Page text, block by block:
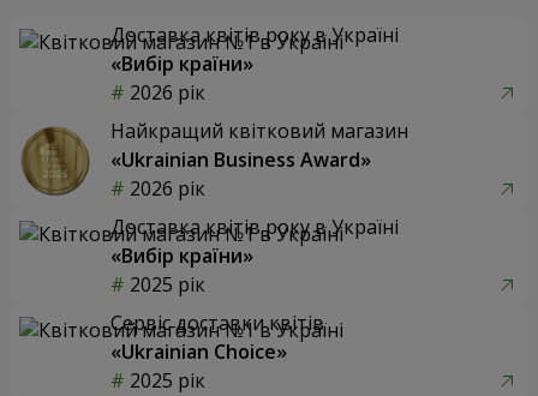
Доставка квітів року в Україні
«Вибір країни»
2026 рік
Найкращий квітковий магазин
«Ukrainian Business Award»
2026 рік
Доставка квітів року в Україні
«Вибір країни»
2025 рік
Сервіс доставки квітів
«Ukrainian Choice»
2025 рік